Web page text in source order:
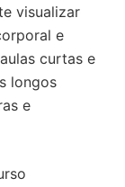
visualizar
e
curtas e
longos
e